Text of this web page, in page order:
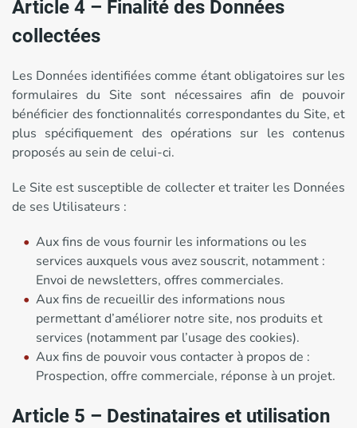
Article 4 – Finalité des Données
collectées
Les Données identifiées comme étant obligatoires sur les
formulaires du Site sont nécessaires afin de pouvoir
bénéficier des fonctionnalités correspondantes du Site, et
plus spécifiquement des opérations sur les contenus
proposés au sein de celui-ci.
Le Site est susceptible de collecter et traiter les Données
de ses Utilisateurs :
Aux fins de vous fournir les informations ou les
services auxquels vous avez souscrit, notamment :
Envoi de newsletters, offres commerciales.
Aux fins de recueillir des informations nous
permettant d’améliorer notre site, nos produits et
services (notamment par l’usage des cookies).
Aux fins de pouvoir vous contacter à propos de :
Prospection, offre commerciale, réponse à un projet.
Article 5 – Destinataires et utilisation